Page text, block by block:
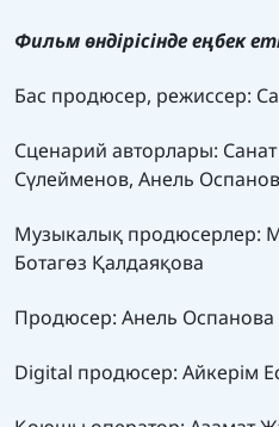
Фильм өндірісінде еңбек
Бас продюсер, режиссер:
Сценарий авторлары:
Сүлейменов, Анель
Музыкалық продюсерлер:
Ботагөз Қалдаяқова
Продюсер: Анель Оспанова
Digital продюсер: Айкерім